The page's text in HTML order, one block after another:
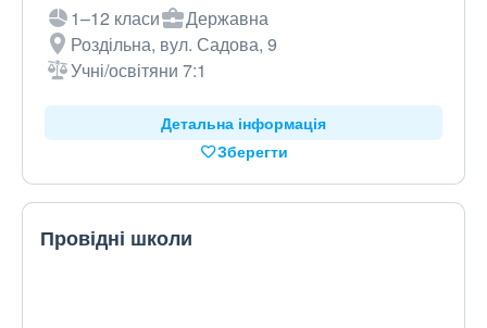
1–12 класи
Державна
Роздільна, вул. Садова, 9
Учні/освітяни 7:1
Детальна інформація
Зберегти
Провідні школи